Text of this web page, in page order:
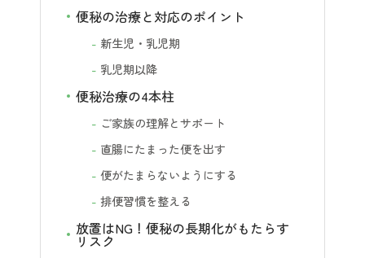
便秘の治療と対応のポイント
新生児・乳児期
乳児期以降
便秘治療の4本柱
ご家族の理解とサポート
直腸にたまった便を出す
便がたまらないようにする
排便習慣を整える
放置はNG！便秘の長期化がもたらす
リスク